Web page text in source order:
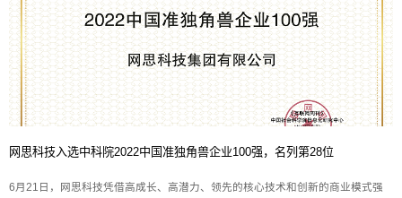
网思科技入选中科院2022中国准独角兽企业100强，名列第28位
6月21日，网思科技凭借高成长、高潜力、领先的核心技术和创新的商业模式强